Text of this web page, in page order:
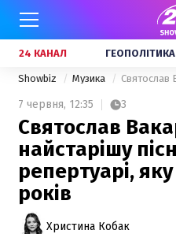
24 КАНАЛ ГЕОПОЛІТИКА
Showbiz Музика
7 червня, 12:35 3
Святослав
найстарішу
репертуарі,
років
Христина Кобак